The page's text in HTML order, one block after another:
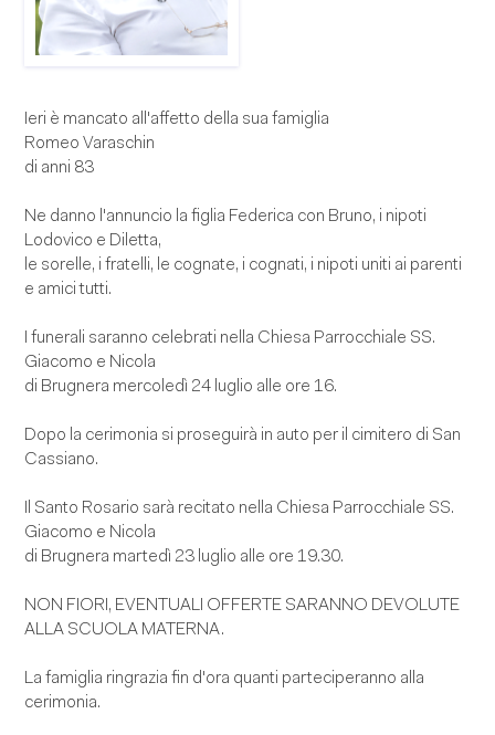
Ieri è mancato all'affetto della sua famiglia
Romeo Varaschin
di anni 83
Ne danno l'annuncio la figlia Federica con Bruno, i nipoti
Lodovico e Diletta,
le sorelle, i fratelli, le cognate, i cognati, i nipoti uniti ai parenti
e amici tutti.
I funerali saranno celebrati nella Chiesa Parrocchiale SS.
Giacomo e Nicola
di Brugnera mercoledì 24 luglio alle ore 16.
Dopo la cerimonia si proseguirà in auto per il cimitero di San
Cassiano.
Il Santo Rosario sarà recitato nella Chiesa Parrocchiale SS.
Giacomo e Nicola
di Brugnera martedì 23 luglio alle ore 19.30.
NON FIORI, EVENTUALI OFFERTE SARANNO DEVOLUTE
ALLA SCUOLA MATERNA.
La famiglia ringrazia fin d'ora quanti parteciperanno alla
cerimonia.